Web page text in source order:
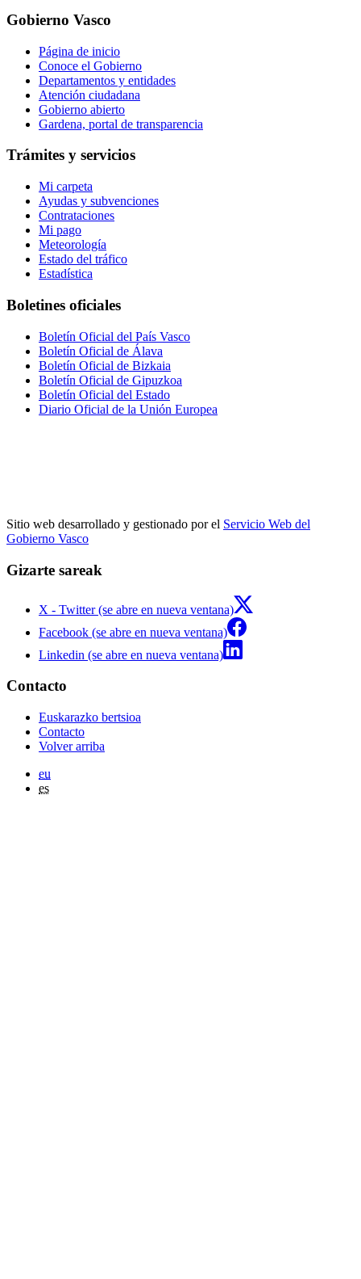
Gobierno Vasco
Página de inicio
Conoce el Gobierno
Departamentos y entidades
Atención ciudadana
Gobierno abierto
Gardena, portal de transparencia
Trámites y servicios
Mi carpeta
Ayudas y subvenciones
Contrataciones
Mi pago
Meteorología
Estado del tráfico
Estadística
Boletines oficiales
Boletín Oficial del País Vasco
Boletín Oficial de Álava
Boletín Oficial de Bizkaia
Boletín Oficial de Gipuzkoa
Boletín Oficial del Estado
Diario Oficial de la Unión Europea
Sitio web desarrollado y gestionado por el Servicio Web del
Gobierno Vasco
Gizarte sareak
X - Twitter (se abre en nueva ventana)
Facebook (se abre en nueva ventana)
Linkedin (se abre en nueva ventana)
Contacto
Euskarazko bertsioa
Contacto
Volver arriba
eu
es